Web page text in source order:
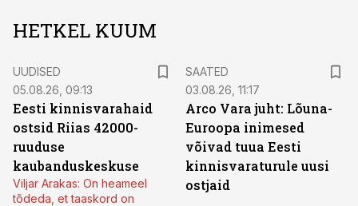
HETKEL KUUM
UUDISED
05.08.26, 09:13
Eesti kinnisvarahaid
ostsid Riias 42000-
ruuduse
kaubanduskeskuse
Viljar Arakas: On heameel
tõdeda, et taaskord on
SAATED
03.08.26, 11:17
Arco Vara juht: Lõuna-
Euroopa inimesed
võivad tuua Eesti
kinnisvaraturule uusi
ostjaid